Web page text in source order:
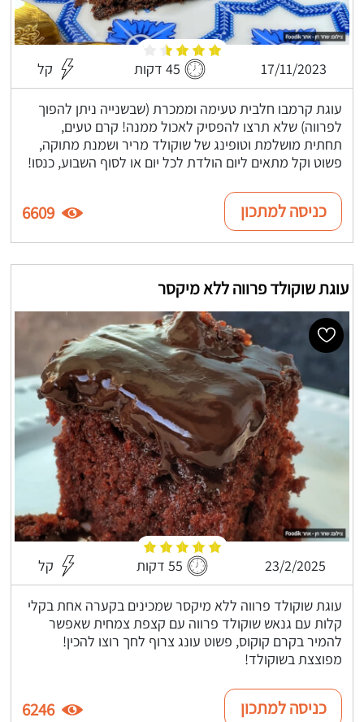
17/11/2023 45 דקות קל
עוגת קרמבו חלבית טעימה וממכרת (שבשנייה ניתן להפוך
לפרווה) שלא תרצו להפסיק לאכול ממנה! קרם טעים,
תחתית מושלמת וטופינג של שוקולד מריר ושמנת מתוקה,
פשוט וקל מתאים ליום הולדת לכל יום או לסוף השבוע, כנסו!
כניסה למתכון 6609
עוגת שוקולד פרווה ללא מיקסר
23/2/2025 55 דקות קל
עוגת שוקולד פרווה ללא מיקסר שמכינים בקערה אחת בקלי
קלות עם גנאש שוקולד פרווה עם קצפת צמחית שאפשר
להמיר בקרם קוקוס, פשוט עונג צרוף לחך רוצו להכין!
מפוצצת בשוקולד!
כניסה למתכון 6246